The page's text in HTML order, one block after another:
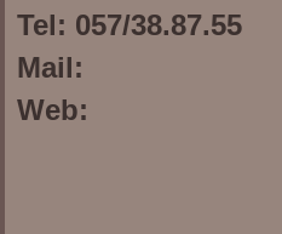
Tel: 057/38.87.55
Mail:
Web: